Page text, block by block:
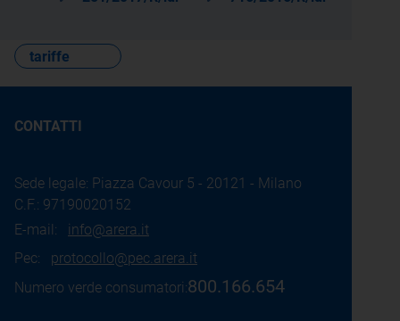
tariffe
CONTATTI
Sede legale: Piazza Cavour 5 - 20121 - Milano
C.F.: 97190020152
E-mail: info@arera.it
Pec: protocollo@pec.arera.it
Numero verde consumatori:800.166.654